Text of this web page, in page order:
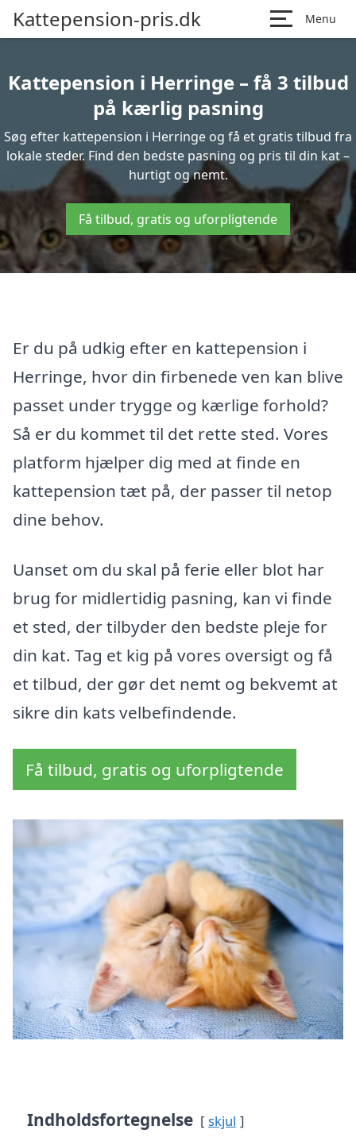
Kattepension-pris.dk Menu
Kattepension i Herringe – få 3 tilbud
på kærlig pasning
Søg efter kattepension i Herringe og få et gratis tilbud fra
lokale steder. Find den bedste pasning og pris til din kat –
hurtigt og nemt.
Få tilbud, gratis og uforpligtende
Er du på udkig efter en kattepension i
Herringe, hvor din firbenede ven kan blive
passet under trygge og kærlige forhold?
Så er du kommet til det rette sted. Vores
platform hjælper dig med at finde en
kattepension tæt på, der passer til netop
dine behov.
Uanset om du skal på ferie eller blot har
brug for midlertidig pasning, kan vi finde
et sted, der tilbyder den bedste pleje for
din kat. Tag et kig på vores oversigt og få
et tilbud, der gør det nemt og bekvemt at
sikre din kats velbefindende.
Få tilbud, gratis og uforpligtende
Indholdsfortegnelse skjul